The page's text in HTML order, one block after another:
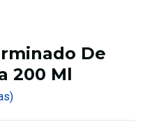
De
200 Ml